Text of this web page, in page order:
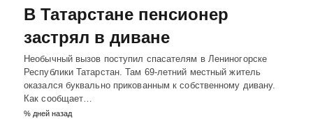
В Татарстане пенсионер
застрял в диване
Необычный вызов поступил спасателям в Лениногорске
Республики Татарстан. Там 69-летний местный житель
оказался буквально прикованным к собственному дивану.
Как сообщает…
% дней назад